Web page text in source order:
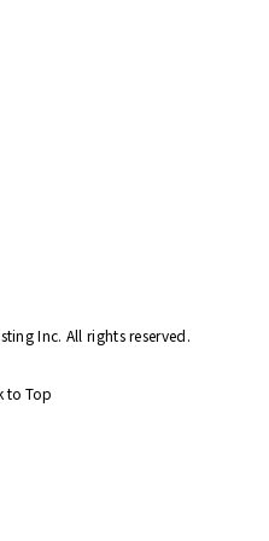
Inc. All rights reserved.
to Top